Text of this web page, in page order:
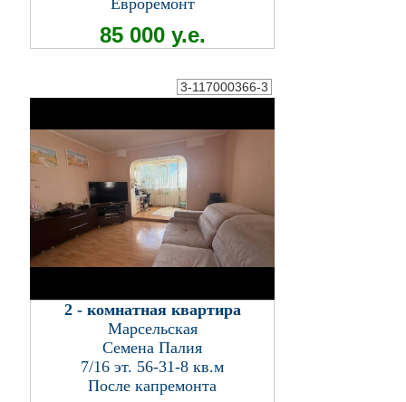
Евроремонт
85 000 у.е.
3-117000366-3
2 - комнатная квартира
Марсельская
Семена Палия
7/16 эт. 56-31-8 кв.м
После капремонта